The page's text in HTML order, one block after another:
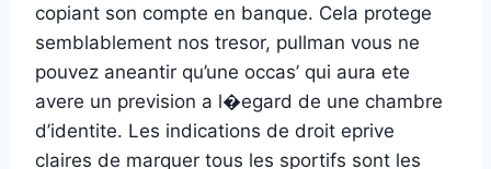
copiant son compte en banque. Cela protege
semblablement nos tresor, pullman vous ne
pouvez aneantir qu’une occas’ qui aura ete
avere un prevision a l�egard de une chambre
d’identite. Les indications de droit eprive
claires de marquer tous les sportifs sont les